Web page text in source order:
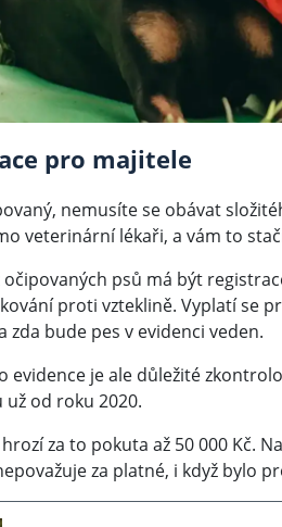
pro majitele
nemusíte se obávat
veterinární lékaři, a vám to
očipovaných psů má být
proti vzteklině. Vyplatí se
zda bude pes v evidenci veden.
evidence je ale důležité
už od roku 2020.
za to pokuta až 50 000 Kč.
za platné, i když bylo